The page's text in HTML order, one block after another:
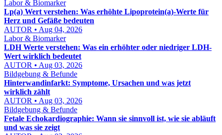
Labor & Biomarker
Lp(a) Wert verstehen: Was erhöhte Lipoprotein(a)-Werte für
Herz und Gefäße bedeuten
AUTOR • Aug 04, 2026
Labor & Biomarker
LDH Werte verstehen: Was ein erhöhter oder niedriger LDH-
Wert wirklich bedeutet
AUTOR • Aug 03, 2026
Bildgebung & Befunde
Hinterwandinfarkt: Symptome, Ursachen und was jetzt
wirklich zählt
AUTOR • Aug 03, 2026
Bildgebung & Befunde
Fetale Echokardiographie: Wann sie sinnvoll ist, wie sie abläuft
und was sie zeigt